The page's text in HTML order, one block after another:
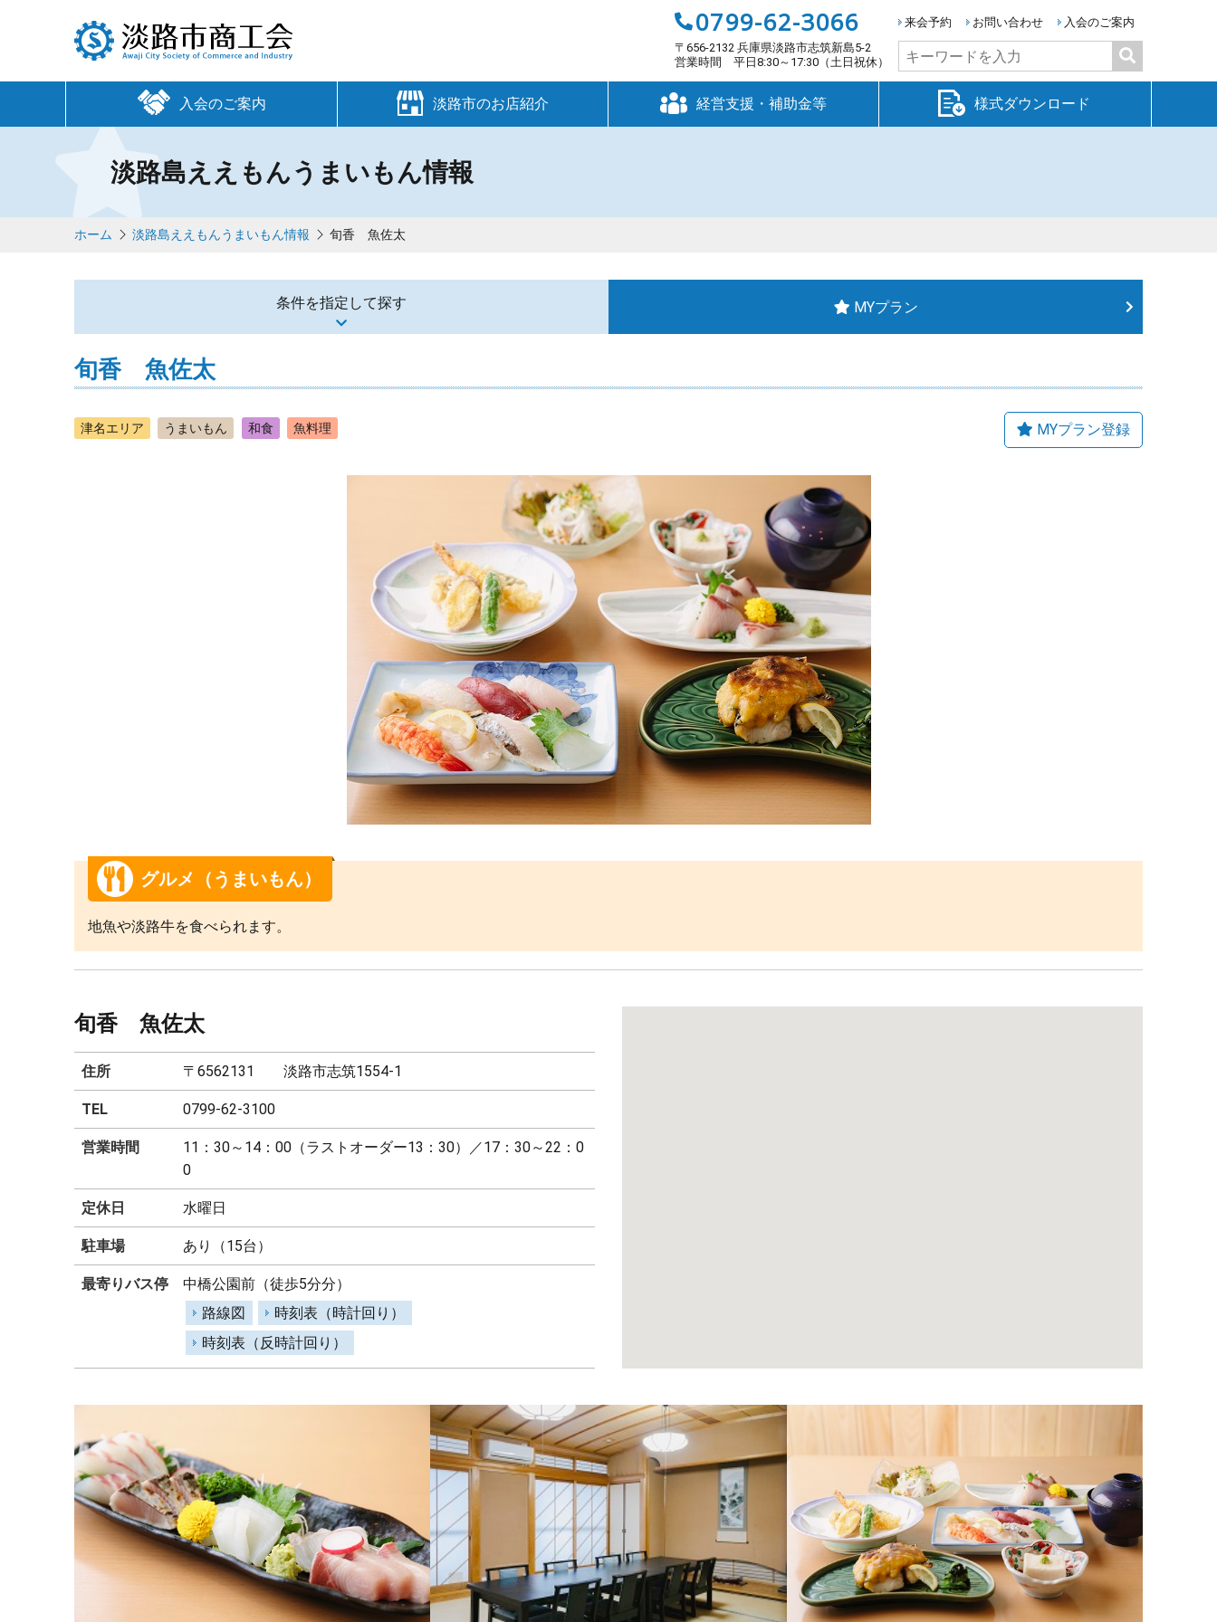
来会予約 お問い合わせ 入会のご案内
検
索:
0799-62-3066
〒656-2132 兵庫県淡路市志筑新島5-2
営業時間 平日8:30～17:30（土日祝休）
入会のご案内 淡路市のお店紹介 経営支援・補助金等 様式ダウンロード
淡路島ええもんうまいもん情報
ホーム 淡路島ええもんうまいもん情報 旬香 魚佐太
条件を指定して探す MYプラン
旬香 魚佐太
津名エリア うまいもん 和食 魚料理
グルメ（うまいもん）
地魚や淡路牛を食べられます。
旬香 魚佐太
住所 〒6562131 淡路市志筑1554-1
TEL 0799-62-3100
営業時間
11：30～14：00（ラストオーダー13：30）／17：30～22：0
0
定休日 水曜日
駐車場 あり（15台）
最寄りバス停
中橋公園前（徒歩5分分）
路線図
時刻表（時計回り）
時刻表（反時計回り）